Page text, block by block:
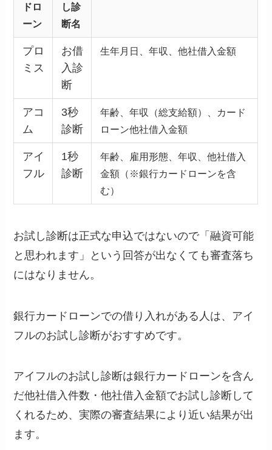
ドロ
ーン
し診
断名
プロ
ミス
お借
入診
断
生年月日、年収、他社借入金額
アコ
ム
3秒
診断
年齢、年収（総支給額）、カード
ローン他社借入金額
アイ
フル
1秒
診断
年齢、雇用形態、年収、他社借入
金額（※銀行カードローンを含
む）
お試し診断は正式な申込ではないので「融資可能
と思われます」という回答が出なくても審査落ち
にはなりません。
銀行カードローンでの借り入れがある人は、 アイ
フルのお試し診断がおすすめです。
アイフルのお試し診断は銀行カードローンを含ん
だ他社借入件数・他社借入金額でお試し診断して
くれるため、実際の審査結果により近い結果が出
ます。